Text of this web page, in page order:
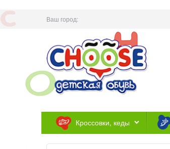
Ваш город:
Кроссовки, кеды